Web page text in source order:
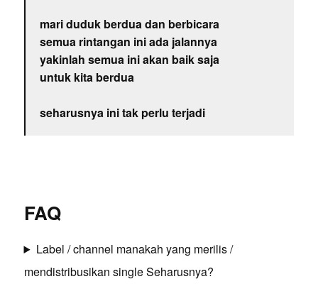
mari duduk berdua dan berbicara
semua rintangan ini ada jalannya
yakinlah semua ini akan baik saja
untuk kita berdua
seharusnya ini tak perlu terjadi
FAQ
Label / channel manakah yang merilis /
mendistribusikan single Seharusnya?